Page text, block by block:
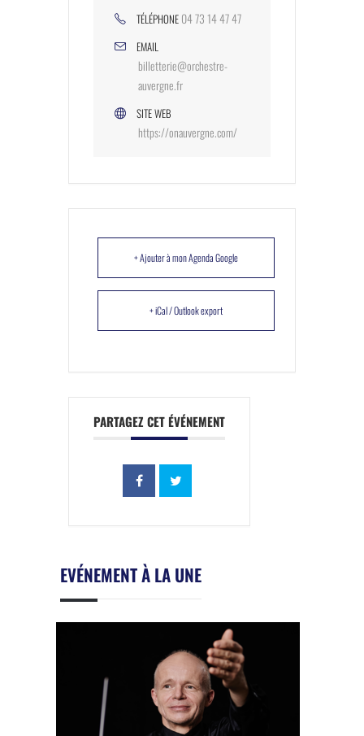
TÉLÉPHONE 04 73 14 47 47
EMAIL
billetterie@orchestre-
auvergne.fr
SITE WEB
https://onauvergne.com/
+ Ajouter à mon Agenda Google
+ iCal / Outlook export
PARTAGEZ CET ÉVÉNEMENT
EVÉNEMENT À LA UNE